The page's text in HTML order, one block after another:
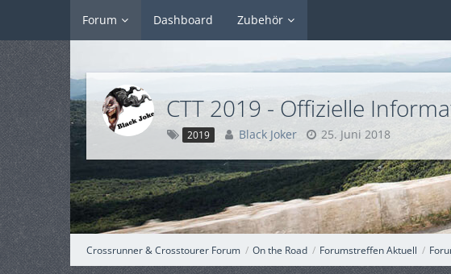
Forum Dashboard Zubehör
Crossrunner & Crosstourer Forum On the Road Forumstreffen Aktuell
CTT 2019 - Offizielle
2019 Black Joker 25. Juni 2018